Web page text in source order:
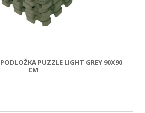
PUZZLE LIGHT GREY 90X90
CM